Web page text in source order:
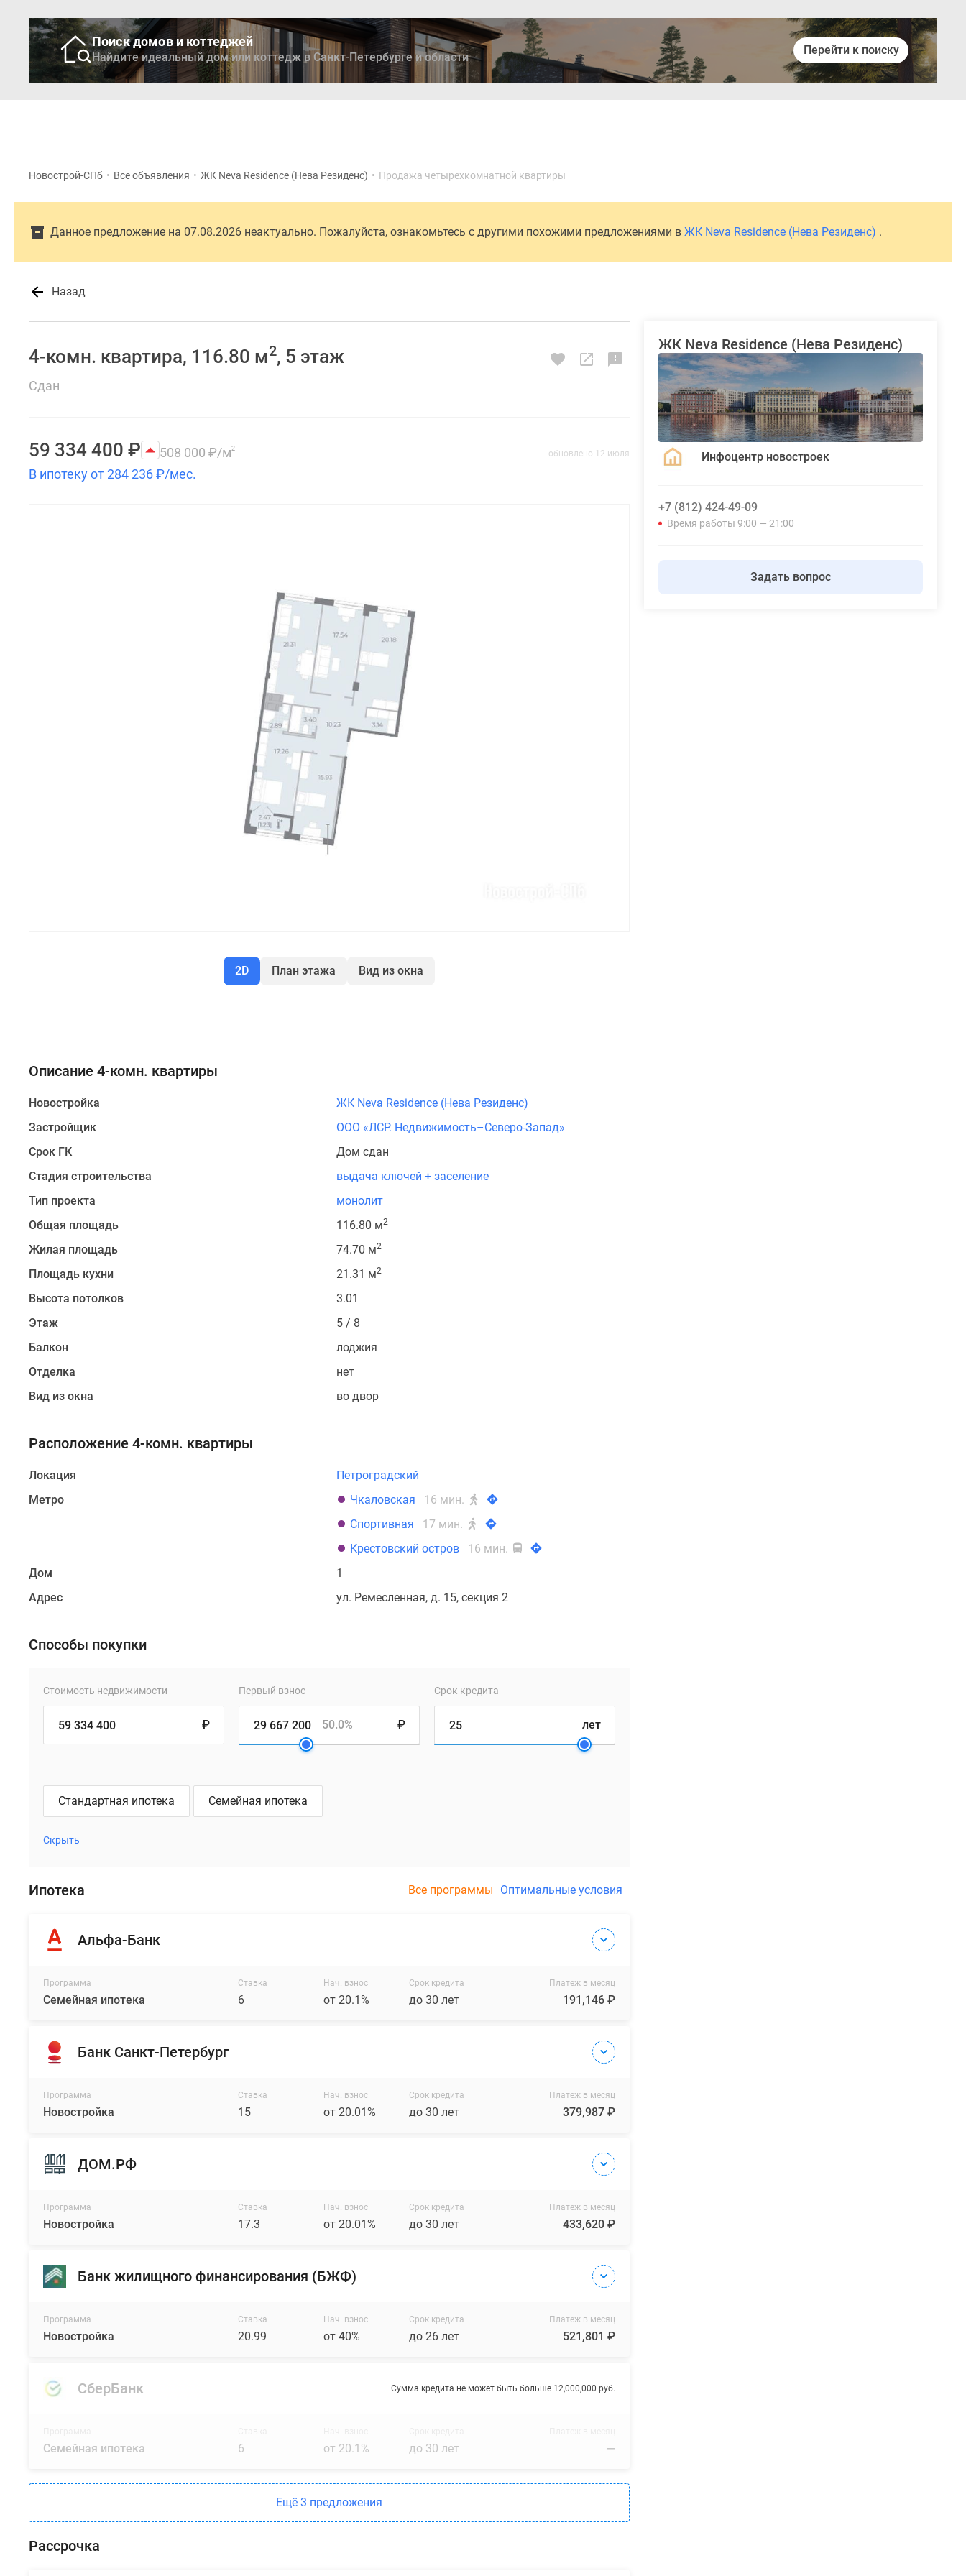
Поиск домов и коттеджей
Найдите идеальный дом или коттедж в Санкт-Петербурге и области
Перейти к поиску
Новострой-СПб • Все объявления • ЖК Neva Residence (Нева Резиденс) • Продажа четырехкомнатной квартиры
Данное предложение на 07.08.2026 неактуально. Пожалуйста, ознакомьтесь с другими похожими предложениями в ЖК Neva Residence (Нева Резиденс) .
Назад
4-комн. квартира, 116.80 м2, 5 этаж
Сдан
59 334 400 ₽ 508 000 ₽/м2
В ипотеку от284 236₽/мес.
обновлено 12 июля
2D План этажа Вид из окна
Описание 4-комн. квартиры
Новостройка
ЖК Neva Residence (Нева Резиденс)
Застройщик
ООО «ЛСР. Недвижимость–Северо-Запад»
Срок ГК
Дом сдан
Стадия строительства
выдача ключей + заселение
Тип проекта
монолит
Общая площадь
116.80 м2
Жилая площадь 74.70 м2
Площадь кухни 21.31 м2
Высота потолков
3.01
Этаж
5 / 8
Балкон
лоджия
Отделка
нет
Вид из окна
во двор
Расположение 4-комн. квартиры
Локация
Петроградский
Метро
Чкаловская
16 мин.
Спортивная
17 мин.
Крестовский остров
16 мин.
Дом
1
Адрес
ул. Ремесленная, д. 15, секция 2
Способы покупки
Стоимость недвижимости
₽
Первый взнос
₽
50.0%
Срок кредита
лет
Стандартная ипотека Семейная ипотека
Скрыть
Ипотека Все программы Оптимальные условия
Альфа-Банк
Программа
Семейная ипотека
Ставка
6
Нач. взнос
от 20.1%
Срок кредита
до 30 лет
Платеж в месяц
191,146 ₽
Банк Санкт-Петербург
Программа
Новостройка
Ставка
15
Нач. взнос
от 20.01%
Срок кредита
до 30 лет
Платеж в месяц
379,987 ₽
ДОМ.РФ
Программа
Новостройка
Ставка
17.3
Нач. взнос
от 20.01%
Срок кредита
до 30 лет
Платеж в месяц
433,620 ₽
Банк жилищного финансирования (БЖФ)
Программа
Новостройка
Ставка
20.99
Нач. взнос
от 40%
Срок кредита
до 26 лет
Платеж в месяц
521,801 ₽
СберБанк Сумма кредита не может быть больше 12,000,000 руб.
Семейная ипотека 6 от 20.1% до 30 лет —
Ещё 3 предложения
Рассрочка
ЖК Neva Residence (Нева Резиденс)
Инфоцентр новостроек
+7 (812) 424-49-09
Время работы 9:00 — 21:00
Задать вопрос